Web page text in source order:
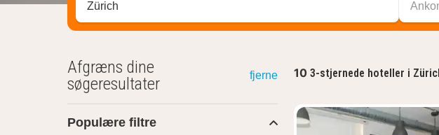
Søg efter destination ...
10 3-stjernede hoteller i
Afgræns dine
søgeresultater
fjerne
Populære filtre